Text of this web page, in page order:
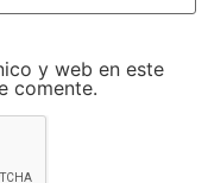
y web en este
comente.